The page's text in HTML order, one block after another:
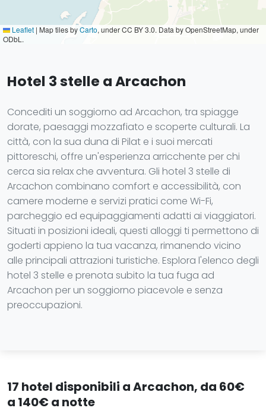
Leaflet | Map tiles byCarto, under CC BY 3.0. Data by OpenStreetMap, under
ODbL.
Hotel 3 stelle a Arcachon
Concediti un soggiorno ad Arcachon, tra spiagge
dorate, paesaggi mozzafiato e scoperte culturali. La
città, con la sua duna di Pilat e i suoi mercati
pittoreschi, offre un'esperienza arricchente per chi
cerca sia relax che avventura. Gli hotel 3 stelle di
Arcachon combinano comfort e accessibilità, con
camere moderne e servizi pratici come Wi-Fi,
parcheggio ed equipaggiamenti adatti ai viaggiatori.
Situati in posizioni ideali, questi alloggi ti permettono di
goderti appieno la tua vacanza, rimanendo vicino
alle principali attrazioni turistiche. Esplora l'elenco degli
hotel 3 stelle e prenota subito la tua fuga ad
Arcachon per un soggiorno piacevole e senza
preoccupazioni.
17 hotel disponibili a Arcachon, da 60€
a 140€ a notte